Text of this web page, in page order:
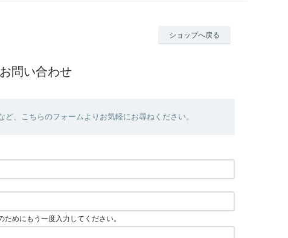
ショップへ戻る
お問い合わせ
、こちらのフォームよりお気軽にお尋ねください。
ためにもう一度入力してください。